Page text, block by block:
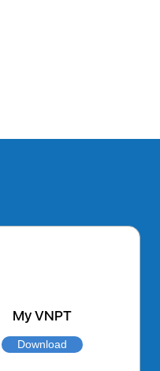
My VNPT
Download